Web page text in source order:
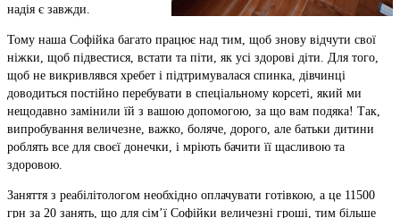
надія є завжди.
Тому наша Софійка багато працює над тим, щоб знову відчути свої
ніжки, щоб підвестися, встати та піти, як усі здорові діти. Для того,
щоб не викривлявся хребет і підтримувалася спинка, дівчинці
доводиться постійно перебувати в спеціальному корсеті, який ми
нещодавно замінили їй з вашою допомогою, за що вам подяка! Так,
випробування величезне, важко, боляче, дорого, але батьки дитини
роблять все для своєї донечки, і мріють бачити її щасливою та
здоровою.
Заняття з реабілітологом необхідно оплачувати готівкою, а це 11500
грн за 20 занять, що для сім’ї Софійки величезні гроші, тим більше